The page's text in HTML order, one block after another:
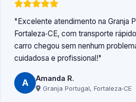
Excelente atendimento na Granja
Fortaleza‑CE, com transporte
carro chegou sem nenhum
cuidadosa e profissional!
A Amanda R.
Granja Portugal, Fortaleza‑CE